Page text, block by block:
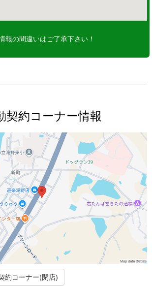
報の間違いはご了承下さい！
契約コーナー情報
約コーナー(閉店)